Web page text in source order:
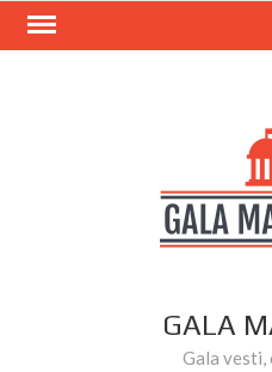
Skip
GALA
Gala vesti,